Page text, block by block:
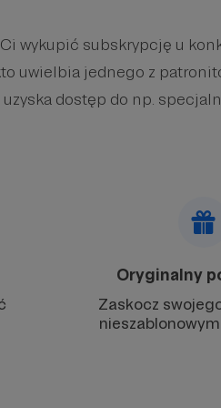
wykupić subskrypcję u
uwielbia jednego z
dostęp do np.
Oryginalny
Zaskocz